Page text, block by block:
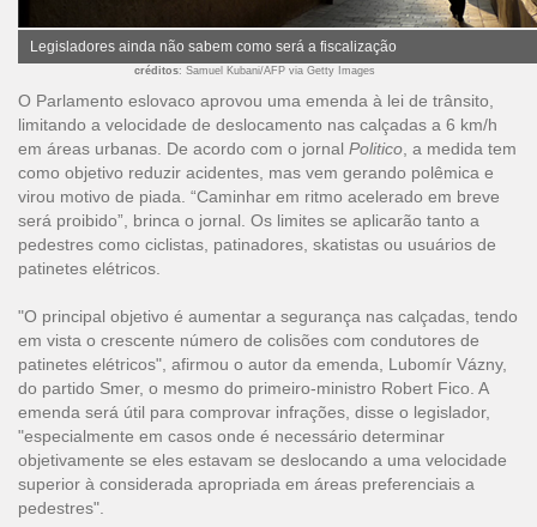
Legisladores ainda não sabem como será a fiscalização
créditos: Samuel Kubani/AFP via Getty Images
O Parlamento eslovaco aprovou uma emenda à lei de trânsito,
limitando a velocidade de deslocamento nas calçadas a 6 km/h
em áreas urbanas. De acordo com o jornal Politico , a medida tem
como objetivo reduzir acidentes, mas vem gerando polêmica e
virou motivo de piada. “Caminhar em ritmo acelerado em breve
será proibido”, brinca o jornal. Os limites se aplicarão tanto a
pedestres como ciclistas, patinadores, skatistas ou usuários de
patinetes elétricos.
"O principal objetivo é aumentar a segurança nas calçadas, tendo
em vista o crescente número de colisões com condutores de
patinetes elétricos", afirmou o autor da emenda, Lubomír Vázny,
do partido Smer, o mesmo do primeiro-ministro Robert Fico. A
emenda será útil para comprovar infrações, disse o legislador,
"especialmente em casos onde é necessário determinar
objetivamente se eles estavam se deslocando a uma velocidade
superior à considerada apropriada em áreas preferenciais a
pedestres".